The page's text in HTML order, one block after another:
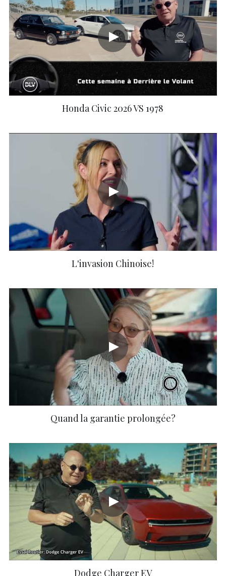
Honda Civic 2026 VS 1978
L'invasion Chinoise!
Quand la garantie prolongée?
Dodge Charger EV